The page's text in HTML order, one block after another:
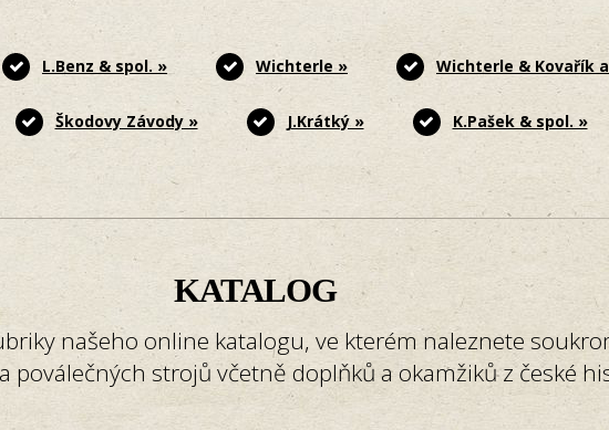
L.Benz & spol. » Wichterle » Wichterle & Kovařík
Škodovy Závody » J.Krátký » K.Pašek & spol. »
KATALOG
našeho online katalogu, ve kterém naleznete
poválečných strojů včetně doplňků a okamžiků z české